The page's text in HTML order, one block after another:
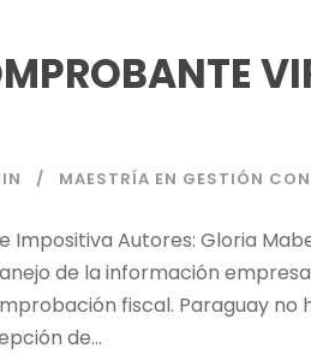
MAESTRÍA EN GESTIÓN
Autores: Gloria
de la información
fiscal. Paraguay no
de...